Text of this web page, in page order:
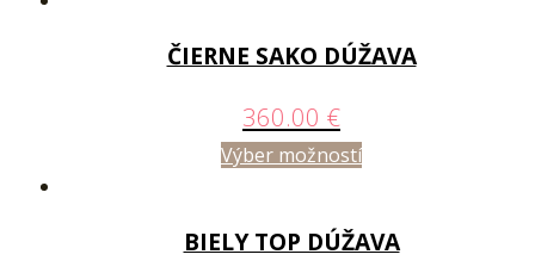
ČIERNE SAKO DÚŽAVA
360.00 €
Výber možností
BIELY TOP DÚŽAVA